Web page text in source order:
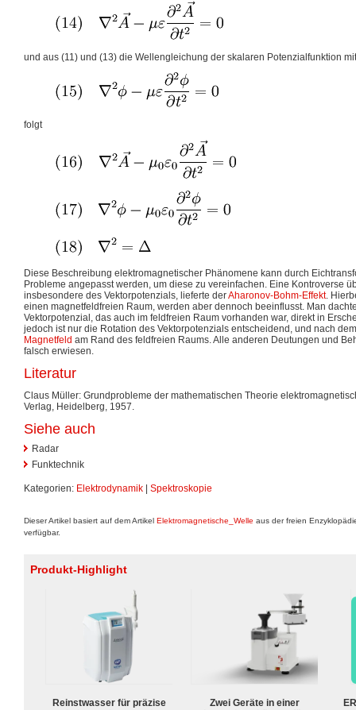
und aus (11) und (13) die Wellengleichung der skalaren Potenzialfunktion mit
folgt
Diese Beschreibung elektromagnetischer Phänomene kann durch
Probleme angepasst werden, um diese zu vereinfachen. Eine Kontroverse
insbesondere des Vektorpotenzials, lieferte derAharonov-Bohm-Effekt.
einen magnetfeldfreien Raum, werden aber dennoch beeinflusst. Man
Vektorpotenzial, das auch im feldfreien Raum vorhanden war, direkt in
jedoch ist nur die Rotation des Vektorpotenzials entscheidend, und nach
Magnetfeld am Rand des feldfreien Raums. Alle anderen Deutungen und
falsch erwiesen.
Literatur
Claus Müller: Grundprobleme der mathematischen Theorie
Verlag, Heidelberg, 1957.
Siehe auch
Radar
Funktechnik
Kategorien: Elektrodynamik Spektroskopie
Dieser Artikel basiert auf dem Artikel Elektromagnetische_Welle aus der freien
verfügbar.
Produkt-Highlight
Reinstwasser für präzise
Zwei Geräte in einer